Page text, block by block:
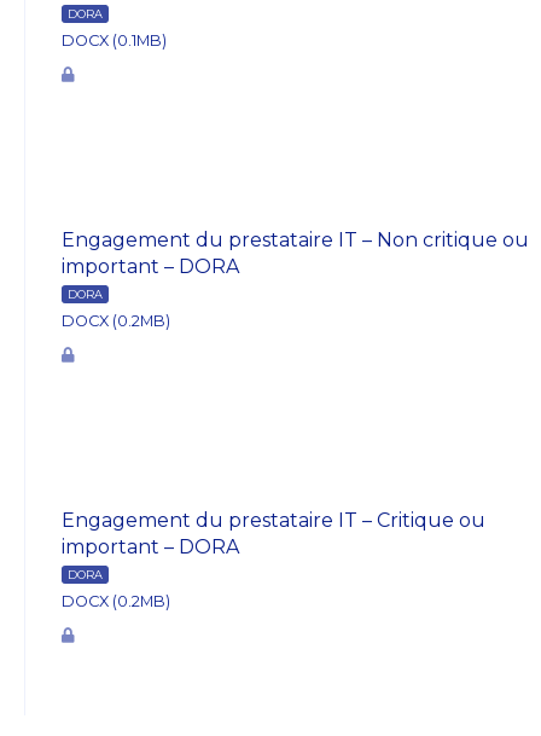
DORA
DOCX (0.1MB)
Engagement du prestataire IT – Non critique ou
important – DORA
DORA
DOCX (0.2MB)
Engagement du prestataire IT – Critique ou
important – DORA
DORA
DOCX (0.2MB)